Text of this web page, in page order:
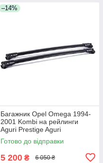
–14%
Багажник Opel Omega 1994-
2001 Kombi на рейлинги
Aguri Prestige Aguri
Готово до відправки
5 200 ₴ 6 050 ₴